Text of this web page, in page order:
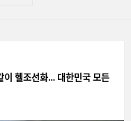
헬조선화… 대한민국 모든